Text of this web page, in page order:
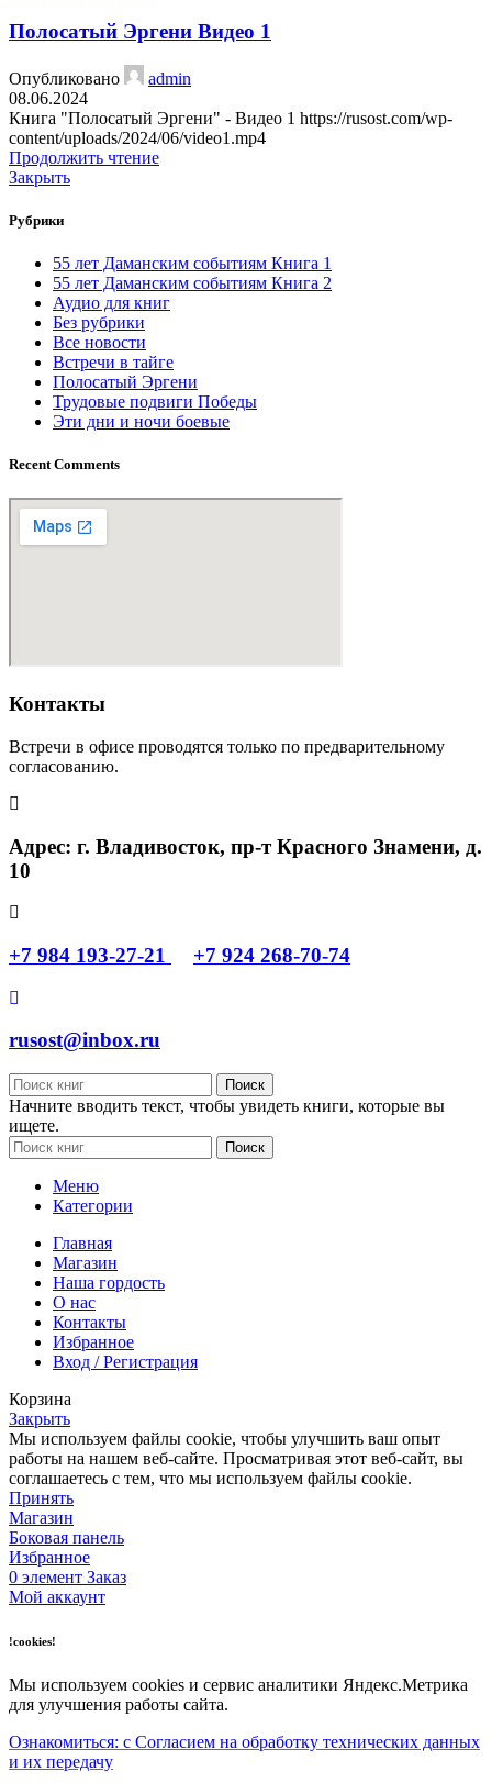
Полосатый Эргени Видео 1
Опубликовано
admin
08.06.2024
Книга "Полосатый Эргени" - Видео 1 https://rusost.com/wp-
content/uploads/2024/06/video1.mp4
Продолжить чтение
Закрыть
Рубрики
55 лет Даманским событиям Книга 1
55 лет Даманским событиям Книга 2
Аудио для книг
Без рубрики
Все новости
Встречи в тайге
Полосатый Эргени
Трудовые подвиги Победы
Эти дни и ночи боевые
Recent Comments
Контакты
Встречи в офисе проводятся только по предварительному
согласованию.
Адрес: г. Владивосток, пр-т Красного Знамени, д.
10
+7 984 193-27-21 +7 924 268-70-74
rusost@inbox.ru
Поиск
Начните вводить текст, чтобы увидеть книги, которые вы
ищете.
Поиск
Меню
Категории
Главная
Магазин
Наша гордость
О нас
Контакты
Избранное
Вход / Регистрация
Корзина
Закрыть
Мы используем файлы cookie, чтобы улучшить ваш опыт
работы на нашем веб-сайте. Просматривая этот веб-сайт, вы
соглашаетесь с тем, что мы используем файлы cookie.
Принять
Магазин
Боковая панель
Избранное
0 элемент Заказ
Мой аккаунт
!cookies!
Мы используем cookies и сервис аналитики Яндекс.Метрика
для улучшения работы сайта.
Ознакомиться: с Согласием на обработку технических данных
и их передачу